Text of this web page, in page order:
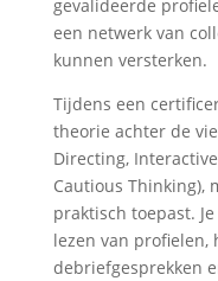
gevalideerde
een netwerk van
kunnen versterken.
Tijdens een
theorie achter de
Directing,
Cautious Thinking),
praktisch toepast.
lezen van profielen,
debriefgesprekken